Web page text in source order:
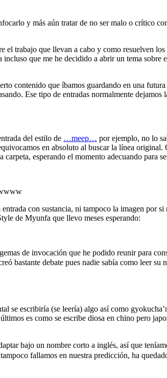
y más aún tratar de no ser malo o crítico
trabajo que llevan a cabo y como resuelven
que me he decidido a abrir un tema
contenido que íbamos guardando en una
Ese tipo de entradas normalmente
del estilo de …meep… por ejemplo, no lo
en absoluto al buscar la línea original.
esperando el momento adecuando para
con sustancia, ni tampoco la imagen por
de Myunfa que llevo meses esperando:
de invocación que he podido reunir para
bastante debate pues nadie sabía como leer
se escribiría (se leería) algo así como
es como se escribe diosa en chino pero
bajo un nombre corto a inglés, así que
fallamos en nuestra predicción, ha